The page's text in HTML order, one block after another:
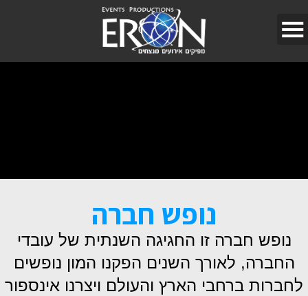
נופש חברה
נופש חברה זו החגיגה השנתית של עובדי
החברה, לאורך השנים הפקנו המון נופשים
לחברות ברחבי הארץ והעולם ויצרנו אינספור